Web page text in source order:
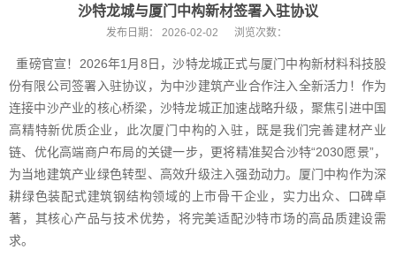
沙特龙城与厦门中构新材签署入驻协议
发布日期： 2026-02-02 浏览次数：
重磅官宣！2026年1月8日，沙特龙城正式与厦门中构新材料科技股
份有限公司签署入驻协议，为中沙建筑产业合作注入全新活力！作为
连接中沙产业的核心桥梁，沙特龙城正加速战略升级，聚焦引进中国
高精特新优质企业，此次厦门中构的入驻，既是我们完善建材产业
链、优化高端商户布局的关键一步，更将精准契合沙特“2030愿景”，
为当地建筑产业绿色转型、高效升级注入强劲动力。厦门中构作为深
耕绿色装配式建筑钢结构领域的上市骨干企业，实力出众、口碑卓
著，其核心产品与技术优势，将完美适配沙特市场的高品质建设需
求。